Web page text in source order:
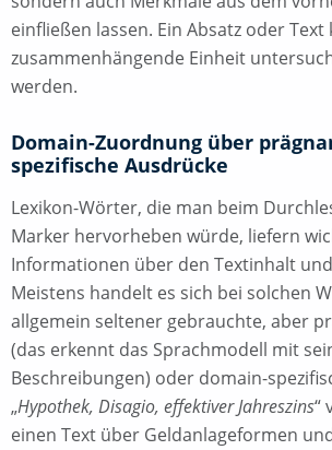
einfließen lassen. Ein Absatz oder
zusammenhängende Einheit
werden.
Domain-Zuordnung über
spezifische Ausdrücke
Lexikon-Wörter, die man beim
Marker hervorheben würde, liefern
Informationen über den Textinhalt
Meistens handelt es sich bei solchen
allgemein seltener gebrauchte, aber
(das erkennt das Sprachmodell mit
Beschreibungen) oder domain-
„Hypothek, Disagio, effektiver Jahreszins“
einen Text über Geldanlageformen